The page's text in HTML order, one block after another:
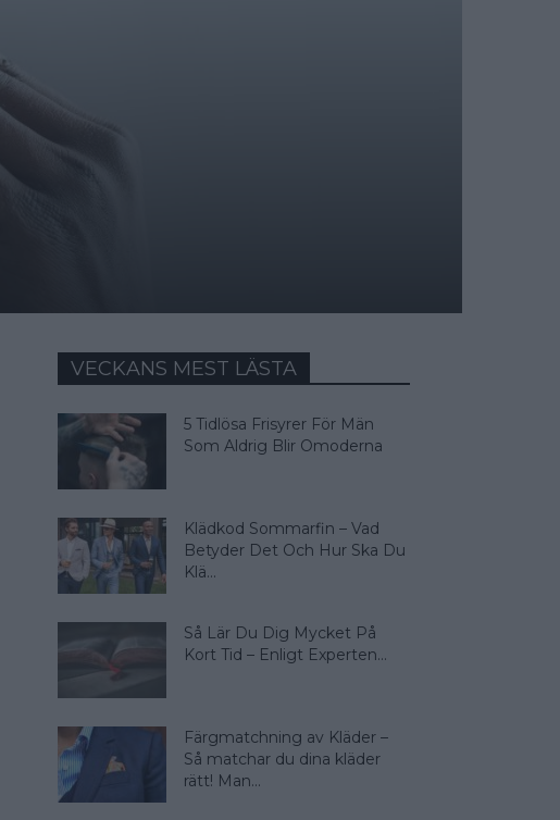
VECKANS MEST LÄSTA
5 Tidlösa Frisyrer För Män
Som Aldrig Blir Omoderna
Klädkod Sommarfin – Vad
Betyder Det Och Hur Ska Du
Klä...
Så Lär Du Dig Mycket På
Kort Tid – Enligt Experten...
Färgmatchning av Kläder –
Så matchar du dina kläder
rätt! Man...